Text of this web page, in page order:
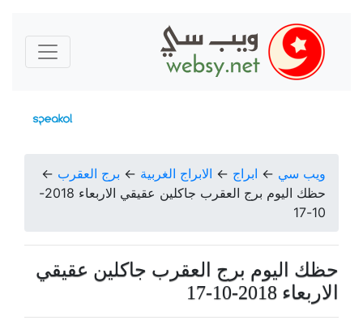
ويب سي ← ابراج ← الابراج الغربية ← برج العقرب ←
حظك اليوم برج العقرب جاكلين عقيقي الاربعاء 2018-
10-17
حظك اليوم برج العقرب جاكلين عقيقي
الاربعاء 2018-10-17